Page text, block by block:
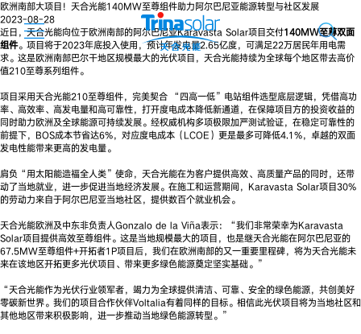
欧洲南部大项目！天合光能140MW至尊组件助力阿尔巴尼亚能源转型与社区发展
2023-08-28
近日，天合光能向位于欧洲南部的阿尔巴尼亚Karavasta Solar项目交付140MW至尊双面
组件。项目将于2023年底投入使用，预计年发电量2.65亿度，可满足22万居民年用电需
求。这是欧洲南部巴尔干地区规模最大的光伏项目，天合光能持续为全球每个地区带去高价
值210至尊系列组件。
项目采用天合光能210至尊组件，完美契合 “四高一低”电站组件选型底层逻辑，凭借高功
率、高效率、高发电量和高可靠性，打开度电成本降低新通道，在保障项目方的投资收益的
同时助力欧洲及全球能源可持续发展。经权威机构多项极限加严测试验证，在稳定可靠性的
前提下，BOS成本节省达6%，对应度电成本（LCOE）更是最多可降低4.1%，卓越的双面
发电性能带来更高的发电量。
肩负“用太阳能造福全人类”使命，天合光能在为客户提供高效、高质量产品的同时，还带
动了当地就业，进一步促进当地经济发展。在施工和运营期间，Karavasta Solar项目30%
的劳动力来自于阿尔巴尼亚当地社区，提供数百个就业机会。
天合光能欧洲及中东非负责人Gonzalo de la Viña表示：“我们非常荣幸为Karavasta
Solar项目提供高效至尊组件。这是当地规模最大的项目，也是继天合光能在阿尔巴尼亚的
67.5MW至尊组件+开拓者1P项目后，我们在欧洲南部的又一重要里程碑，将为天合光能未
来在该地区开拓更多光伏项目、带来更多绿色能源奠定坚实基础。”
“天合光能作为光伏行业领军者，竭力为全球提供清洁、可靠、安全的绿色能源，共创美好
零碳新世界。我们的项目合作伙伴Voltalia有着同样的目标。相信此光伏项目将为当地社区和
其他地区带来积极影响，进一步推动当地绿色能源转型。”